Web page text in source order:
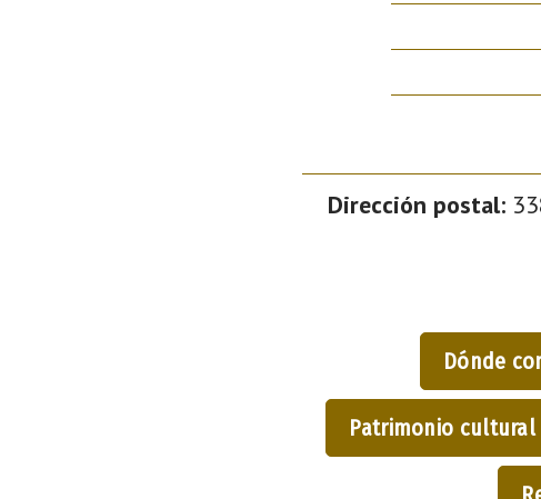
Dirección postal:
Dónde
Patrimonio cultural